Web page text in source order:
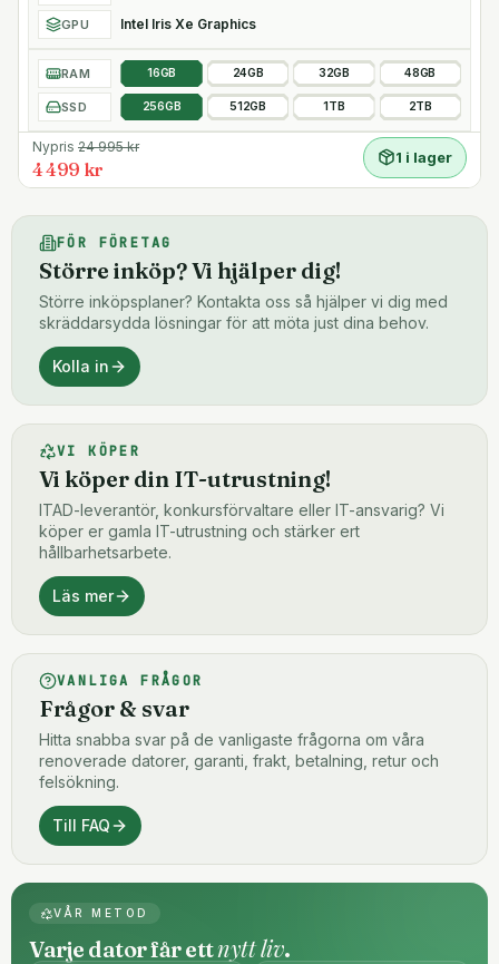
GPU Intel Iris Xe Graphics
RAM 16GB 24GB 32GB 48GB
SSD 256GB 512GB 1TB 2TB
Nypris 24 995kr
4 499 kr
1 i lager
FÖR FÖRETAG
Större inköp? Vi hjälper dig!
Större inköpsplaner? Kontakta oss så hjälper vi dig med
skräddarsydda lösningar för att möta just dina behov.
Kolla in
VI KÖPER
Vi köper din IT-utrustning!
ITAD-leverantör, konkursförvaltare eller IT-ansvarig? Vi
köper er gamla IT-utrustning och stärker ert
hållbarhetsarbete.
Läs mer
VANLIGA FRÅGOR
Frågor & svar
Hitta snabba svar på de vanligaste frågorna om våra
renoverade datorer, garanti, frakt, betalning, retur och
felsökning.
Till FAQ
VÅR METOD
Varje dator får ettnytt liv.